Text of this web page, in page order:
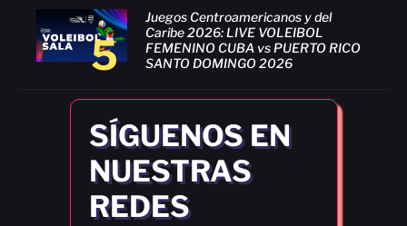
5
Juegos Centroamericanos y del
Caribe 2026: LIVE VOLEIBOL
FEMENINO CUBA vs PUERTO RICO
SANTO DOMINGO 2026
SÍGUENOS EN
NUESTRAS
REDES